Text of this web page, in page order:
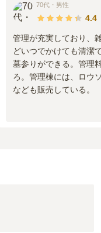
70代 ・ 男性
4.4
管理が充実しており、
どいつでかけても清潔
墓参りができる。管理
ろ。管理棟には、ロウ
なども販売している。